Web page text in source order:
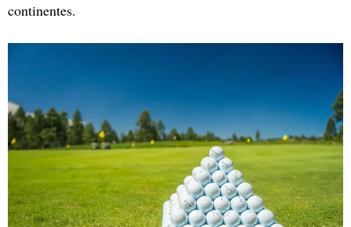
continentes.